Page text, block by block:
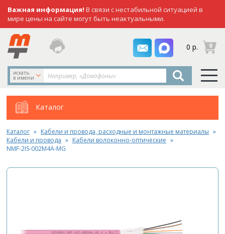
Важная информация! В связи с нестабильной ситуацией в
мире цены на сайте могут быть неактуальными.
0 р. 0
искать
в имени
Каталог
Каталог
Кабели и провода, расходные и монтажные материалы
Кабели и провода
Кабели волоконно-оптические
NMF-2IS-002M4A-MG